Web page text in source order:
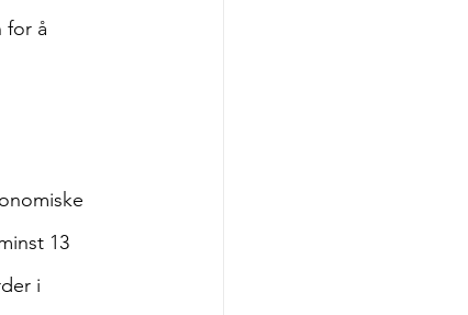
for å
13
i